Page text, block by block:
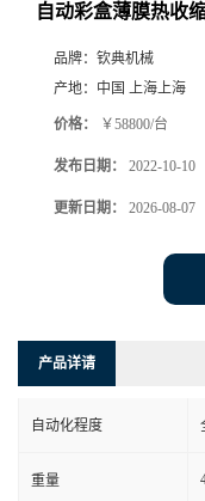
自动彩盒薄膜热收
品牌： 钦典机械
产地： 中国 上海上海
价格： ￥58800/台
发布日期： 2022-10-10
更新日期： 2026-08-07
产品详请
自动化程度
重量